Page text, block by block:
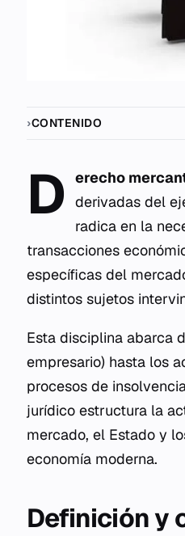
CONTENIDO
D erecho
derivadas del
radica en la
transacciones
específicas del
distintos sujetos
Esta disciplina abarca
empresario) hasta los
procesos de
jurídico estructura la
mercado, el Estado y
economía moderna.
Definición y